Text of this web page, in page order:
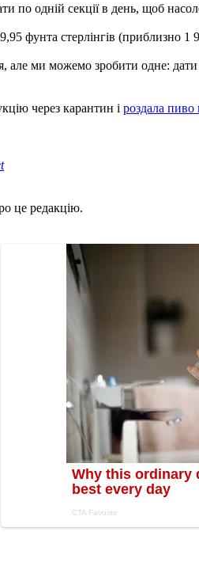
по одній секції в день, щоб
стерлінгів (приблизно 1
але ми можемо зробити одне:
через карантин і роздала пиво
це редакцію.